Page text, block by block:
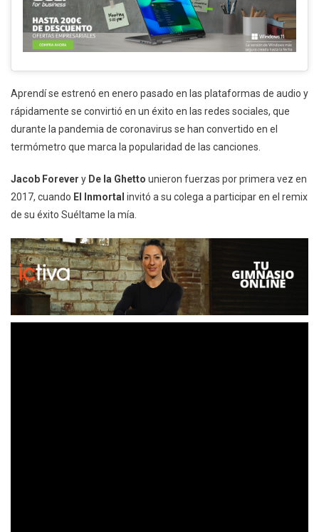
Aprendí se estrenó en enero pasado en las plataformas de audio y
rápidamente se convirtió en un éxito en las redes sociales, que
durante la pandemia de coronavirus se han convertido en el
termómetro que marca la popularidad de las canciones.
Jacob Forever y De la Ghetto unieron fuerzas por primera vez en
2017, cuando El Inmortal invitó a su colega a participar en el remix
de su éxito Suéltame la mía.